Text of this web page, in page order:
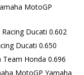
MotoGP
Ducati 0.602
Ducati 0.650
Team Honda 0.696
MotoGP Yamaha